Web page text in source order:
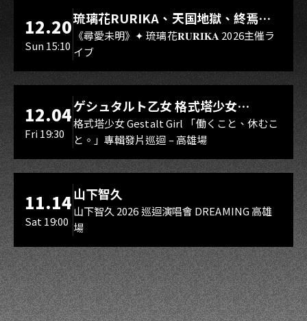
LIVE WAREHOUSE 小庫
12.20
Sun 15:10
琉璃花RURIKA、天国地獄、終焉
Rebirth、DUALIA、無我夢中、花奏
スマイル（O.A.）
《尋愛未明》✦ 琉璃花𝐑𝐔𝐑𝐈𝐊𝐀 2026主催ラ
イブ
LIVE WAREHOUSE 小庫
12.04
Fri 19:30
ゲシュタルト乙女 格式塔少女
Gestalt Girl
格式塔少女 Gestalt Girl 「働くこと、休むこ
と。」專輯發片巡迴 – 高雄場
11.14
Sat 19:00
山下智久
山下智久 2026 巡迴演唱會 DREAMING 高雄
場